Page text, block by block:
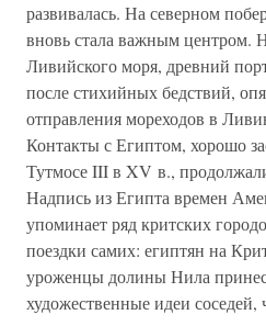
развивалась. На северном
вновь стала важным центром.
Ливийского моря, древний
после стихийных бедствий,
отправления мореходов в
Контакты с Египтом, хорошо
Тутмосе III в XV в.,
Надпись из Египта времен
упоминает ряд критских
поездки самих: египтян на
уроженцы долины Нила
художественные идеи